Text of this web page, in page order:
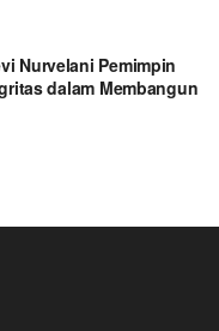
Nurvelani Pemimpin
dalam Membangun